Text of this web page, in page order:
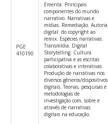
PGE
410190
Ementa: Principais
componentes do mundo
narrativo. Narrativas e
mídias. Remediação. Autoria
digital: do copyright ao
remix. Espécies narrativas.
Transmídia. Digital
Storytelling. Cultura
participativa e as escritas
colaborativas e interativas.
Produção de narrativas nos
diversos gêneros/dispositivos
digitais. Teorias, pesquisas e
metodologias de
investigação com, sobre e
através de narrativas
digitais na educação.